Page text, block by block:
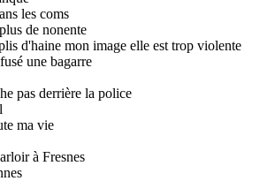
les coms
de nonente
d'haine mon image elle est trop violente
une bagarre
pas derrière la police
ma vie
à Fresnes